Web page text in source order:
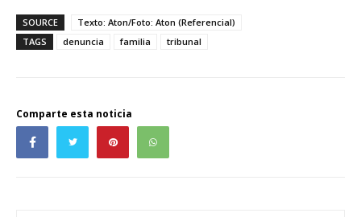
SOURCE
Texto: Aton/Foto: Aton (Referencial)
TAGS
denuncia familia tribunal
Comparte esta noticia